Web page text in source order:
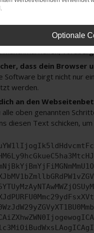
Erweiterungen, wie
oder in einem
Gerät neu.
manchmal helfen,
dass dein Browser
Software birgt nicht nur
werden.
an den
alle oben genannten
diesen Text schicken,
Optionale